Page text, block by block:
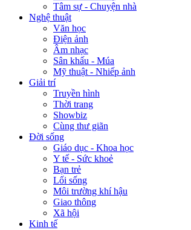
Tâm sự - Chuyện nhà
Nghệ thuật
Văn học
Điện ảnh
Âm nhạc
Sân khấu - Múa
Mỹ thuật - Nhiếp ảnh
Giải trí
Truyền hình
Thời trang
Showbiz
Cùng thư giãn
Đời sống
Giáo dục - Khoa học
Y tế - Sức khoẻ
Bạn trẻ
Lối sống
Môi trường khí hậu
Giao thông
Xã hội
Kinh tế